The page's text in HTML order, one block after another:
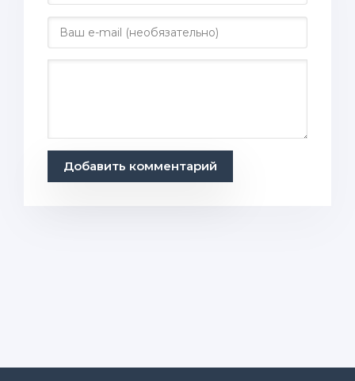
Добавить комментарий